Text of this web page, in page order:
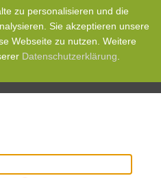
zu personalisieren und die
Sie akzeptieren unsere
Webseite zu nutzen. Weitere
Datenschutzerklärung